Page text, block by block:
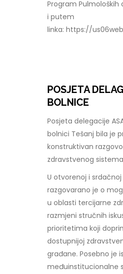
Program
i putem
linka: https://
POSJETA
BOLNICE
Posjeta delegacije
bolnici Tešanj bila je
konstruktivan
zdravstvenog
U otvorenoj i
razgovarano je o
u oblasti tercijarne
razmjeni stručnih
prioritetima koji
dostupnijoj
građane. Posebno je
međuinstitucionalne